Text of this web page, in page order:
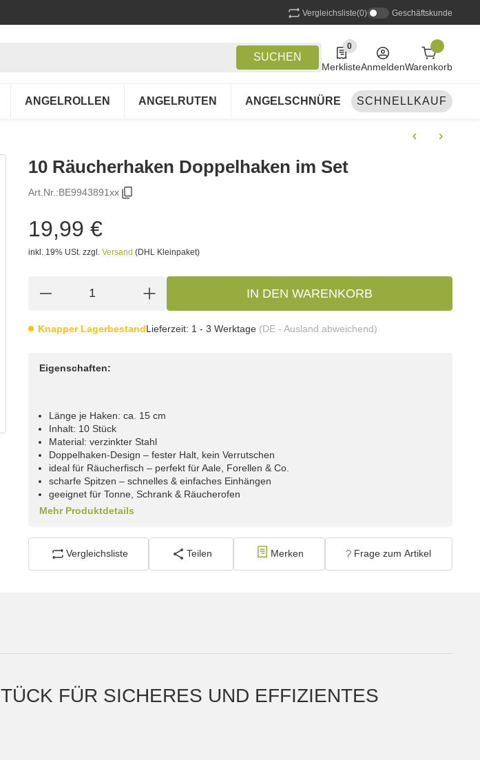
Vergleichsliste(0) Geschäftskunde
SUCHEN
0
0 Produkte in der Liste
MerklisteAnmeldenWarenkorb
ANGELROLLEN ANGELRUTEN ANGELSCHNÜRE ANGELSETS
SCHNELLKAUF
10 Räucherhaken Doppelhaken im Set
Art.Nr.:BE9943891xx
19,99 €
inkl. 19% USt. zzgl. Versand (DHL Kleinpaket)
IN DEN WARENKORB
Knapper LagerbestandLieferzeit: 1 - 3 Werktage (DE - Ausland abweichend)
Eigenschaften:
Länge je Haken: ca. 15 cm
Inhalt: 10 Stück
Material: verzinkter Stahl
Doppelhaken-Design – fester Halt, kein Verrutschen
ideal für Räucherfisch – perfekt für Aale, Forellen & Co.
scharfe Spitzen – schnelles & einfaches Einhängen
geeignet für Tonne, Schrank & Räucherofen
Mehr Produktdetails
Vergleichsliste Teilen Merken Frage zum Artikel
FÜR SICHERES UND EFFIZIENTES